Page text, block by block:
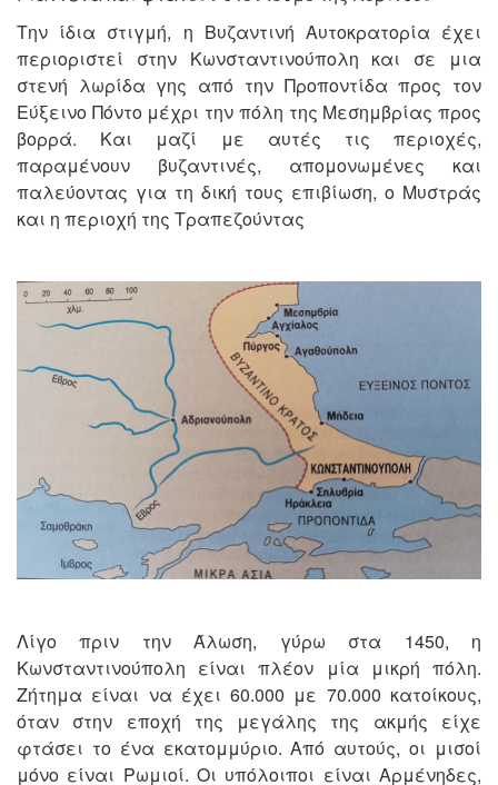
Την ίδια στιγμή, η Βυζαντινή Αυτοκρατορία έχει
περιοριστεί στην Κωνσταντινούπολη και σε μια
στενή λωρίδα γης από την Προποντίδα προς τον
Εύξεινο Πόντο μέχρι την πόλη της Μεσημβρίας προς
βορρά. Και μαζί με αυτές τις περιοχές,
παραμένουν βυζαντινές, απομονωμένες και
παλεύοντας για τη δική τους επιβίωση, ο Μυστράς
και η περιοχή της Τραπεζούντας
Λίγο πριν την Άλωση, γύρω στα 1450, η
Κωνσταντινούπολη είναι πλέον μία μικρή πόλη.
Ζήτημα είναι να έχει 60.000 με 70.000 κατοίκους,
όταν στην εποχή της μεγάλης της ακμής είχε
φτάσει το ένα εκατομμύριο. Από αυτούς, οι μισοί
μόνο είναι Ρωμιοί. Οι υπόλοιποι είναι Αρμένηδες,